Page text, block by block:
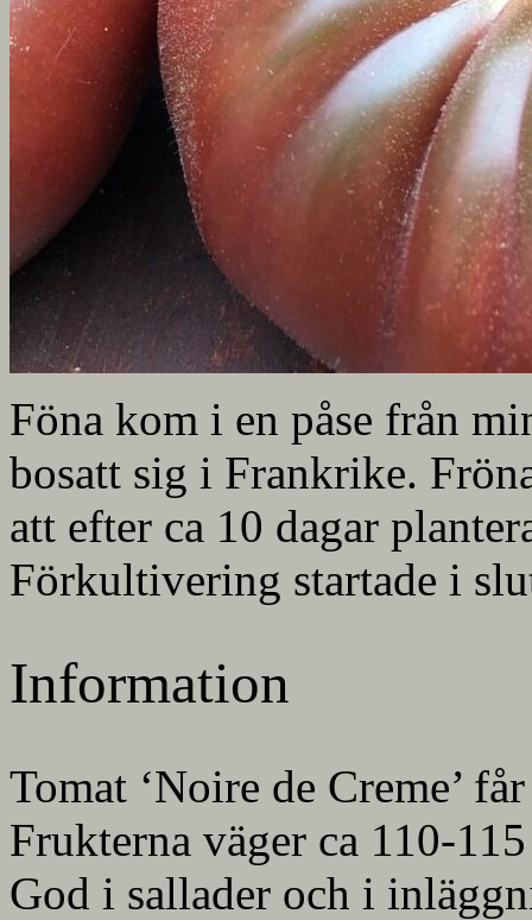
Föna kom i en påse från
bosatt sig i Frankrike.
att efter ca 10 dagar
Förkultivering startade i
Information
Tomat ‘Noire de Creme’
Frukterna väger ca 110-
God i sallader och i